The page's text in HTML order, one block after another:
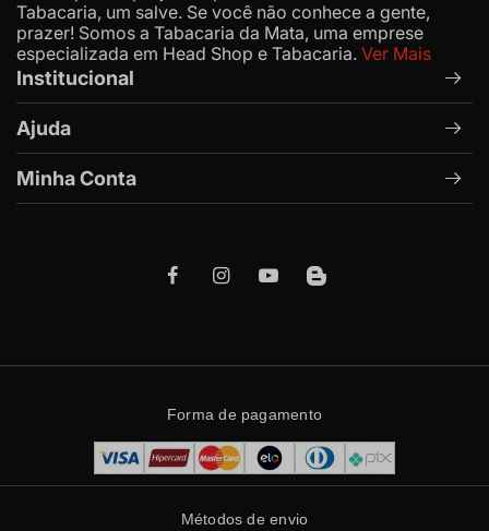
Tabacaria, um salve. Se você não conhece a gente,
prazer! Somos a Tabacaria da Mata, uma emprese
especializada em Head Shop e Tabacaria. Ver Mais
Institucional
Ajuda
Minha Conta
Forma de pagamento
Métodos de envio